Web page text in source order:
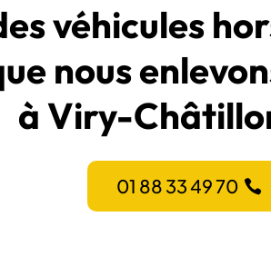
véhicules
nous
à Viry-
01 88 33 49 70